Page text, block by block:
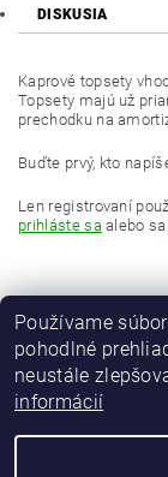
DISKUSIA
Kaprové topsety
Topsety majú už
prechodku na
Buďte prvý, kto
Len registrovaní
prihláste sa alebo
Používame
pohodlné
neustále
informácií